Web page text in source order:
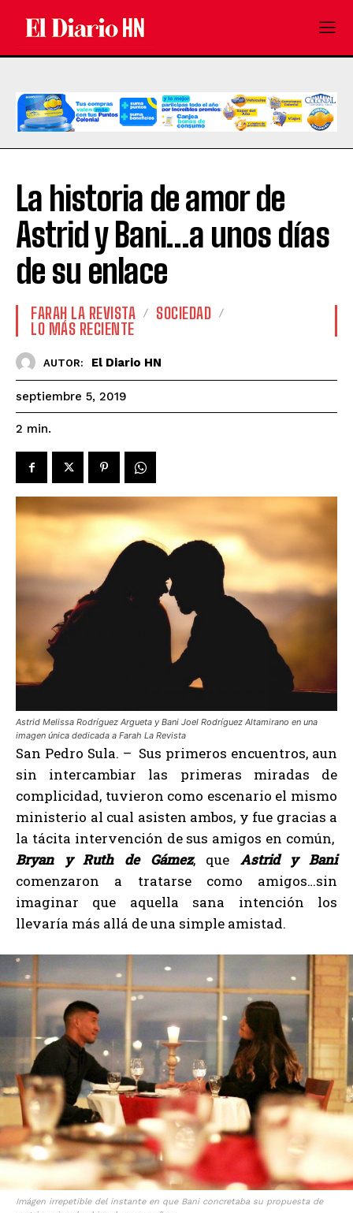
La historia de amor de
Astrid y Bani…a unos días
de su enlace
FARAH LA REVISTA
SOCIEDAD
LO MÁS RECIENTE
AUTOR: El Diario HN
septiembre 5, 2019
2 min.
Astrid Melissa Rodríguez Argueta y Bani Joel Rodríguez Altamirano en una
imagen única dedicada a Farah La Revista
San Pedro Sula. – Sus primeros encuentros, aun
sin intercambiar las primeras miradas de
complicidad, tuvieron como escenario el mismo
ministerio al cual asisten ambos, y fue gracias a
la tácita intervención de sus amigos en común,
Bryan y Ruth de Gámez, que Astrid y Bani
comenzaron a tratarse como amigos…sin
imaginar que aquella sana intención los
llevaría más allá de una simple amistad.
Imágen irrepetible del instante en que Bani concretaba su propuesta de